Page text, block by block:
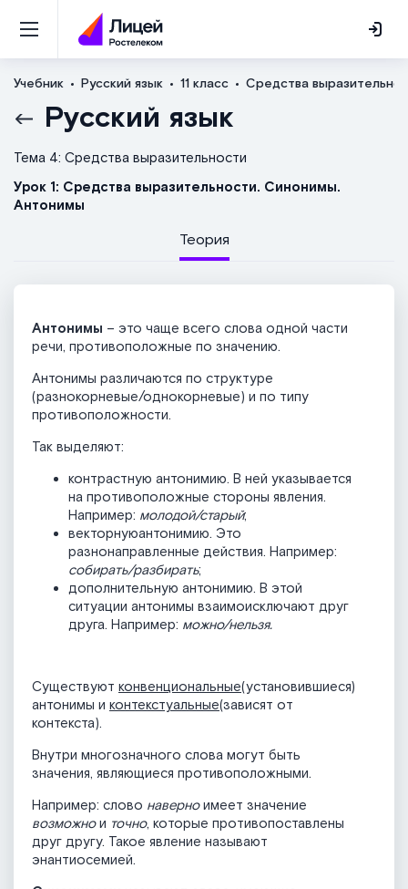
Учебник Русский язык 11 класс Средства
Русский язык
Тема 4: Средства выразительности
Урок 1: Средства выразительности. Синонимы.
Антонимы
Теория
Антонимы – это чаще всего слова одной части
речи, противоположные по значению.
Антонимы различаются по структуре
(разнокорневые/однокорневые) и по типу
противоположности.
Так выделяют:
контрастную антонимию. В ней указывается
на противоположные стороны явления.
Например: молодой/старый;
векторнуюантонимию. Это
разнонаправленные действия. Например:
собирать/разбирать;
дополнительную антонимию. В этой
ситуации антонимы взаимоисключают друг
друга. Например: можно/нельзя.
Существуют конвенциональные(установившиеся)
антонимы и контекстуальные(зависят от
контекста).
Внутри многозначного слова могут быть
значения, являющиеся противоположными.
Например: слово наверноимеет значение
возможнои точно, которые противопоставлены
друг другу. Такое явление называют
энантиосемией.